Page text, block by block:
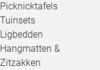
Picknicktafels
Tuinsets
Ligbedden
Hangmatten &
Zitzakken